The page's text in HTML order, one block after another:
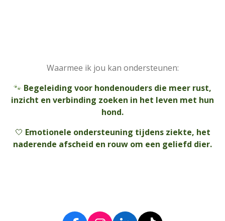
Waarmee ik jou kan ondersteunen:
🐾 Begeleiding voor hondenouders die meer rust,
inzicht en verbinding zoeken in het leven met hun
hond.
🤍 Emotionele ondersteuning tijdens ziekte, het
naderende afscheid en rouw om een geliefd dier.